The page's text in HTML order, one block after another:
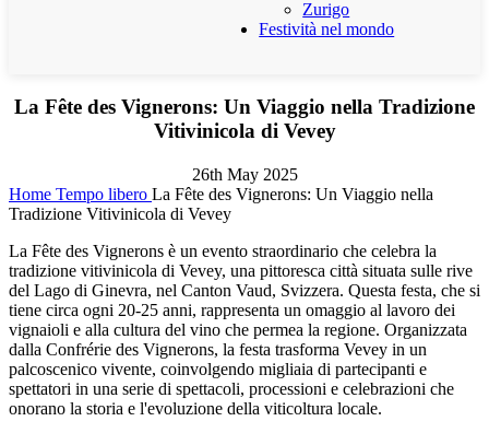
Zurigo
Festività nel mondo
La Fête des Vignerons: Un Viaggio nella Tradizione
Vitivinicola di Vevey
26th May 2025
Home Tempo libero La Fête des Vignerons: Un Viaggio nella
Tradizione Vitivinicola di Vevey
La Fête des Vignerons è un evento straordinario che celebra la
tradizione vitivinicola di Vevey, una pittoresca città situata sulle rive
del Lago di Ginevra, nel Canton Vaud, Svizzera. Questa festa, che si
tiene circa ogni 20-25 anni, rappresenta un omaggio al lavoro dei
vignaioli e alla cultura del vino che permea la regione. Organizzata
dalla Confrérie des Vignerons, la festa trasforma Vevey in un
palcoscenico vivente, coinvolgendo migliaia di partecipanti e
spettatori in una serie di spettacoli, processioni e celebrazioni che
onorano la storia e l'evoluzione della viticoltura locale.